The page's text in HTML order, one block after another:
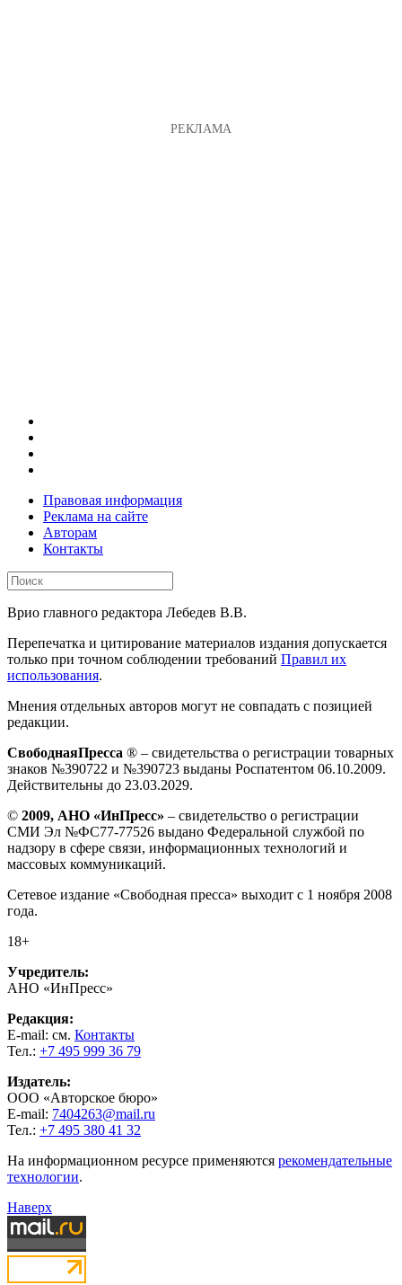
Правовая информация
Реклама на сайте
Авторам
Контакты
Врио главного редактора Лебедев В.В.
Перепечатка и цитирование материалов издания допускается
только при точном соблюдении требований Правил их
использования.
Мнения отдельных авторов могут не совпадать с позицией
редакции.
СвободнаяПресса ® – свидетельства о регистрации товарных
знаков №390722 и №390723 выданы Роспатентом 06.10.2009.
Действительны до 23.03.2029.
© 2009, АНО «ИнПресс» – свидетельство о регистрации
СМИ Эл №ФС77-77526 выдано Федеральной службой по
надзору в сфере связи, информационных технологий и
массовых коммуникаций.
Сетевое издание «Свободная пресса» выходит с 1 ноября 2008
года.
18+
Учредитель:
АНО «ИнПресс»
Редакция:
E-mail: см. Контакты
Тел.: +7 495 999 36 79
Издатель:
ООО «Авторское бюро»
E-mail: 7404263@mail.ru
Тел.: +7 495 380 41 32
На информационном ресурсе применяются рекомендательные
технологии.
Наверх